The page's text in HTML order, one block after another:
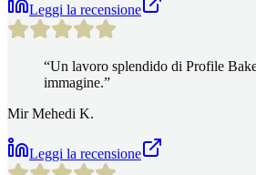
Leggi la recensione
“Un lavoro splendido di Profile
immagine.”
Mir Mehedi K.
Leggi la recensione